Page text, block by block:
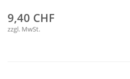
9,40 CHF
zzgl. MwSt.